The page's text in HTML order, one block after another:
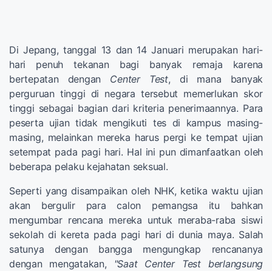
Di Jepang, tanggal 13 dan 14 Januari merupakan hari-
hari penuh tekanan bagi banyak remaja karena
bertepatan dengan Center Test, di mana banyak
perguruan tinggi di negara tersebut memerlukan skor
tinggi sebagai bagian dari kriteria penerimaannya. Para
peserta ujian tidak mengikuti tes di kampus masing-
masing, melainkan mereka harus pergi ke tempat ujian
setempat pada pagi hari. Hal ini pun dimanfaatkan oleh
beberapa pelaku kejahatan seksual.
Seperti yang disampaikan oleh NHK, ketika waktu ujian
akan bergulir para calon pemangsa itu bahkan
mengumbar rencana mereka untuk meraba-raba siswi
sekolah di kereta pada pagi hari di dunia maya. Salah
satunya dengan bangga mengungkap rencananya
dengan mengatakan, "Saat Center Test berlangsung